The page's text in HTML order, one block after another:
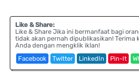
Like & Share:
Like & Share Jika ini bermanfaat bagi
tidak akan pernah dipublikasikan! Terima
Anda dengan mengklik iklan!
Facebook
Twitter LinkedIn Pin-It